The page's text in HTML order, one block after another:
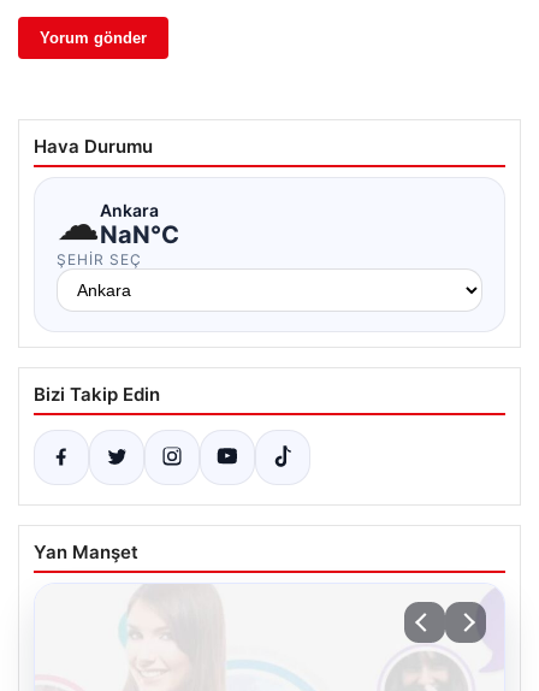
Hava Durumu
☁Ankara
NaN°C
ŞEHIR SEÇ
Bizi Takip Edin
Yan Manşet